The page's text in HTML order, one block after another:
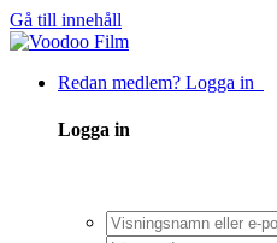
Gå till innehåll
Redan medlem? Logga in
Logga in